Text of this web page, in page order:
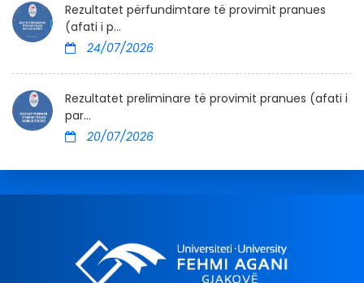
Rezultatet përfundimtare të provimit pranues
(afati i p...
24/07/2026
Rezultatet preliminare të provimit pranues (afati i
par...
20/07/2026